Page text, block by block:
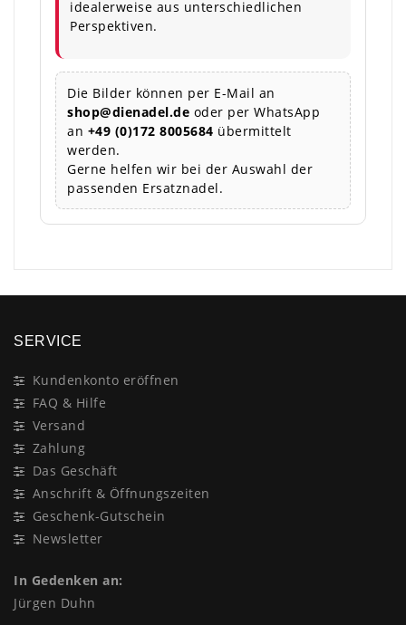
idealerweise aus unterschiedlichen
Perspektiven.
Die Bilder können per E-Mail an
shop@dienadel.de oder per WhatsApp
an +49 (0)172 8005684 übermittelt
werden.
Gerne helfen wir bei der Auswahl der
passenden Ersatznadel.
SERVICE
Kundenkonto eröffnen
FAQ & Hilfe
Versand
Zahlung
Das Geschäft
Anschrift & Öffnungszeiten
Geschenk-Gutschein
Newsletter
In Gedenken an:
Jürgen Duhn